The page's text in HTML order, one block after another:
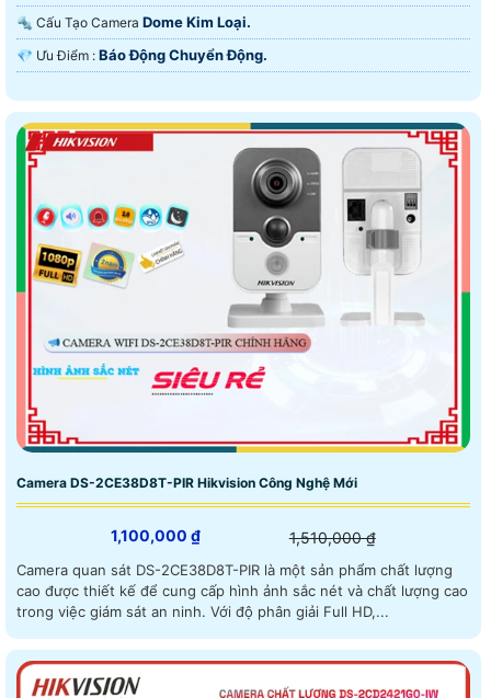
🔩 Cấu Tạo Camera Dome Kim Loại.
️💎 Ưu Điểm : Báo Động Chuyển Động.
Camera DS-2CE38D8T-PIR Hikvision Công Nghệ Mới
1,100,000 ₫ 1,510,000 ₫
Camera quan sát DS-2CE38D8T-PIR là một sản phẩm chất lượng
cao được thiết kế để cung cấp hình ảnh sắc nét và chất lượng cao
trong việc giám sát an ninh. Với độ phân giải Full HD,...